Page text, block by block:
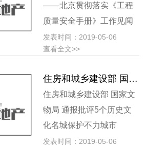
——北京贯彻落实《工程
质量安全手册》工作见闻
发表时间：2019-05-06
查看全文>>
住房和城乡建设部 国家文物局 通报批评5个历史文化名城保护不力城市
住房和城乡建设部 国家文
物局 通报批评5个历史文
化名城保护不力城市
发表时间：2019-05-06